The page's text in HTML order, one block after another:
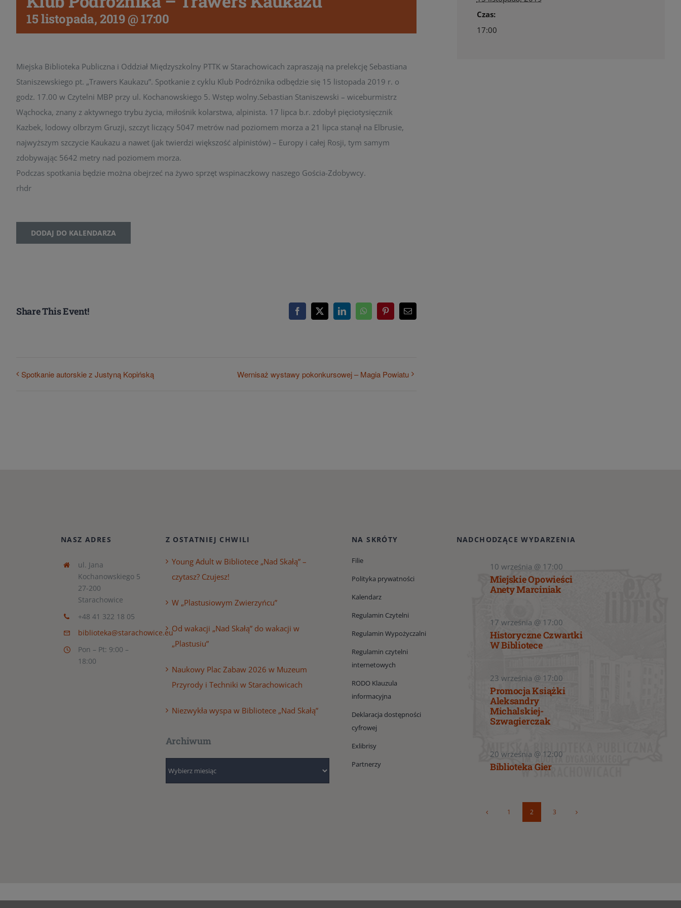
15 listopada, 2019 @ 17:00
Miejska Biblioteka Publiczna i Oddział Międzyszkolny PTTK w Starachowicach zapraszają na prelekcję Sebastiana
Staniszewskiego pt. „Trawers Kaukazu”. Spotkanie z cyklu Klub Podróżnika odbędzie się 15 listopada 2019 r. o
godz. 17.00 w Czytelni MBP przy ul. Kochanowskiego 5. Wstęp wolny.Sebastian Staniszewski – wiceburmistrz
Wąchocka, znany z aktywnego trybu życia, miłośnik kolarstwa, alpinista. 17 lipca b.r. zdobył pięciotysięcznik
Kazbek, lodowy olbrzym Gruzji, szczyt liczący 5047 metrów nad poziomem morza a 21 lipca stanął na Elbrusie,
najwyższym szczycie Kaukazu a nawet (jak twierdzi większość alpinistów) – Europy i całej Rosji, tym samym
zdobywając 5642 metry nad poziomem morza.
Podczas spotkania będzie można obejrzeć na żywo sprzęt wspinaczkowy naszego Gościa-Zdobywcy.
rhdr
DODAJ DO KALENDARZA
Share This Event! Facebook
X LinkedInWhatsAppPinterestEmail
Spotkanie autorskie z Justyną Kopińską Wernisaż wystawy pokonkursowej – Magia Powiatu
Czas:
17:00
NASZ ADRES
ul. Jana
Kochanowskiego 5
27-200
Starachowice
+48 41 322 18 05
biblioteka@starachowice.eu
Pon – Pt: 9:00 –
18:00
Z OSTATNIEJ CHWILI
Young Adult w Bibliotece „Nad Skałą” –
czytasz? Czujesz!
W „Plastusiowym Zwierzyńcu”
Od wakacji „Nad Skałą” do wakacji w
„Plastusiu”
Naukowy Plac Zabaw 2026 w Muzeum
Przyrody i Techniki w Starachowicach
Niezwykła wyspa w Bibliotece „Nad Skałą”
Archiwum
NA SKRÓTY
Filie
Polityka prywatności
Kalendarz
Regulamin Czytelni
Regulamin Wypożyczalni
Regulamin czytelni
internetowych
RODO Klauzula
informacyjna
Deklaracja dostępności
cyfrowej
Exlibrisy
Partnerzy
NADCHODZĄCE WYDARZENIA
10 września @ 17:00
Miejskie Opowieści
Anety Marciniak
17 września @ 17:00
Historyczne Czwartki
W Bibliotece
23 września @ 17:00
Promocja Książki
Aleksandry
Michalskiej-
Szwagierczak
20 września @ 12:00
Biblioteka Gier
1 2 3